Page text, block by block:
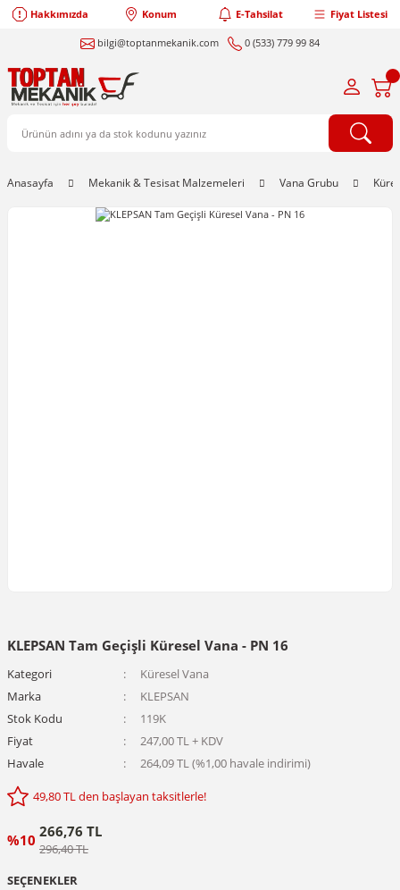
Hakkımızda Konum E-Tahsilat Fiyat Listesi
bilgi@toptanmekanik.com 0 (533) 779 99 84
Anasayfa Mekanik & Tesisat Malzemeleri Vana Grubu
KLEPSAN Tam Geçişli Küresel Vana - PN 16
Kategori
Küresel Vana
Marka
KLEPSAN
Stok Kodu
119K
Fiyat
247,00 TL + KDV
Havale
264,09 TL (%1,00 havale indirimi)
49,80 TL den başlayan taksitlerle!
%10 266,76 TL
296,40 TL
SEÇENEKLER